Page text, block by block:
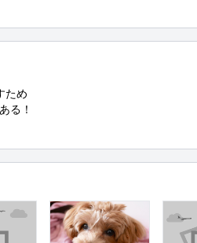
ため
る！